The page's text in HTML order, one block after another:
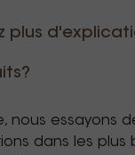
plus
nous essayons
dans les plus